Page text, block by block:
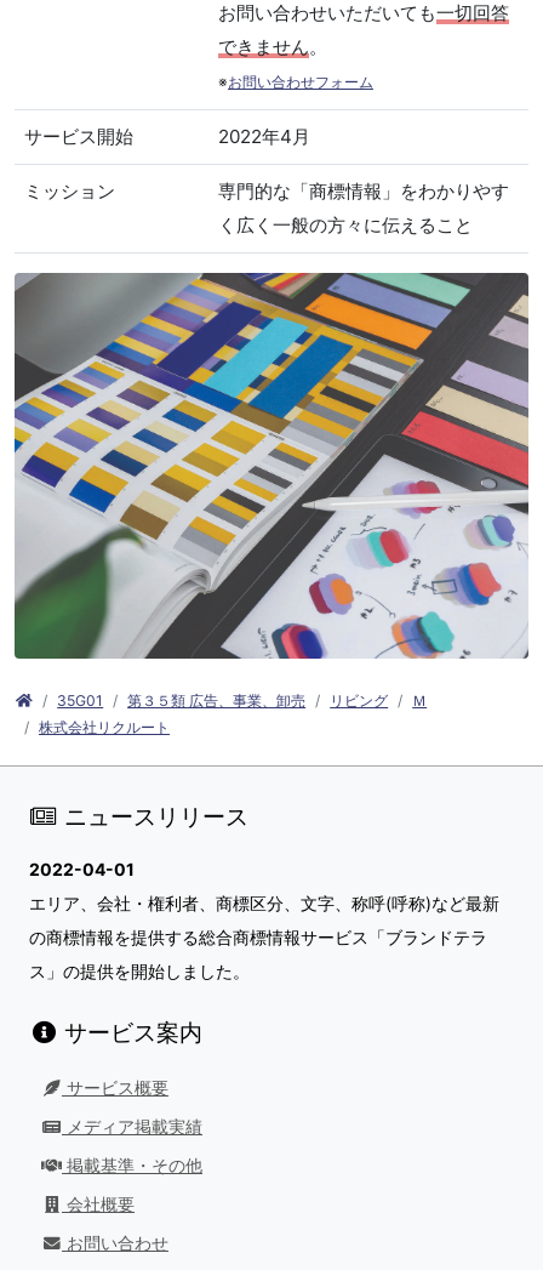
お問い合わせいただいても一切回答
できません。
※お問い合わせフォーム
サービス開始 2022年4月
ミッション
専門的な「商標情報」をわかりやす
く広く一般の方々に伝えること
35G01 第３５類 広告、事業、卸売 リビング
Ｍ
株式会社リクルート
ニュースリリース
2022-04-01
エリア、会社・権利者、商標区分、文字、称呼(呼称)など最新
の商標情報を提供する総合商標情報サービス「ブランドテラ
ス」の提供を開始しました。
サービス案内
サービス概要
メディア掲載実績
掲載基準・その他
会社概要
お問い合わせ